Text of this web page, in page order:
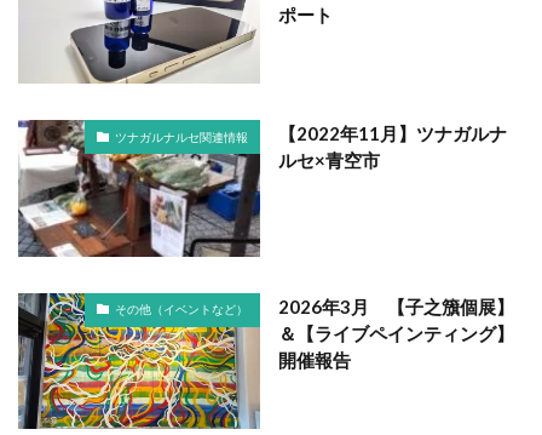
ポート
ツナガルナルセ関連情報
【2022年11月】ツナガルナ
ルセ×青空市
その他（イベントなど）
2026年3月 【子之籏個展】
＆【ライブペインティング】
開催報告